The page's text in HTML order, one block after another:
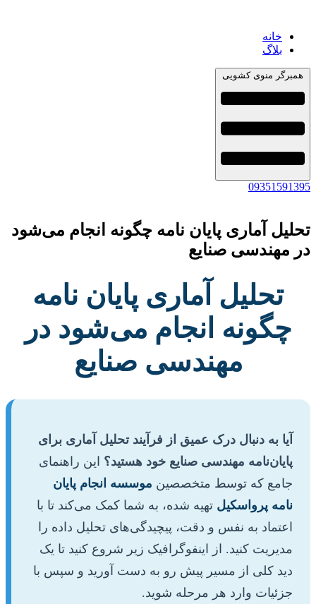
خانه
بلاگ
همبرگر منوی کشویی
09351591395
تحلیل آماری پایان نامه چگونه انجام می‌شود
در مهندسی صنایع
تحلیل آماری پایان نامه
چگونه انجام می‌شود در
مهندسی صنایع
آیا به دنبال درک عمیق از فرآیند تحلیل آماری برای
پایان‌نامه مهندسی صنایع خود هستید؟ این راهنمای
جامع که توسط متخصصین موسسه انجام پایان
نامه پرواسکیل تهیه شده، به شما کمک می‌کند تا با
اعتماد به نفس و دقت، پیچیدگی‌های تحلیل داده را
مدیریت کنید. از اینفوگرافیک زیر شروع کنید تا یک
دید کلی از مسیر پیش رو به دست آورید و سپس با
جزئیات وارد هر مرحله شوید.